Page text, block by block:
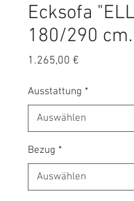
Ecksofa
180/290
1.265,00 €
Ausstattung *
Bezug *